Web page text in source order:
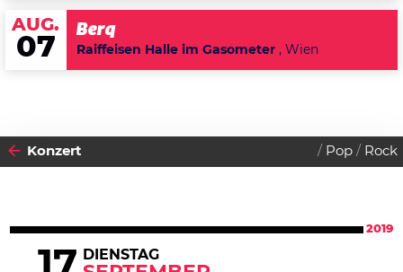
AUG.
07
Berq
Raiffeisen Halle im Gasometer , Wien
Konzert Pop Rock
2019
DIENSTAG